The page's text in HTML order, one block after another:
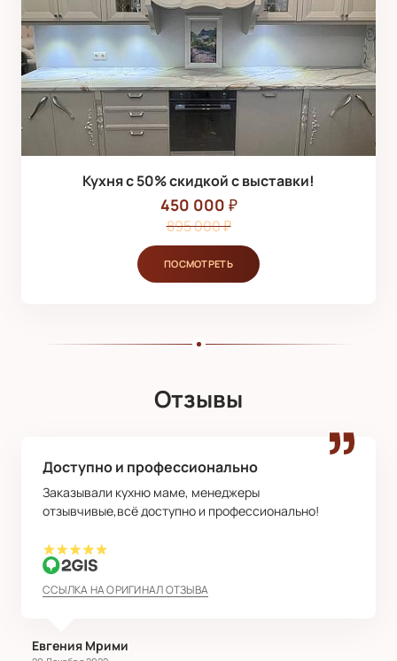
Кухня с 50% скидкой с выставки!
450 000 ₽
895 000 ₽
ПОСМОТРЕТЬ
Отзывы
Доступно и профессионально
Заказывали кухню маме, менеджеры
отзывчивые,всё доступно и профессионально!
ССЫЛКА НА ОРИГИНАЛ ОТЗЫВА
Евгения Мрими